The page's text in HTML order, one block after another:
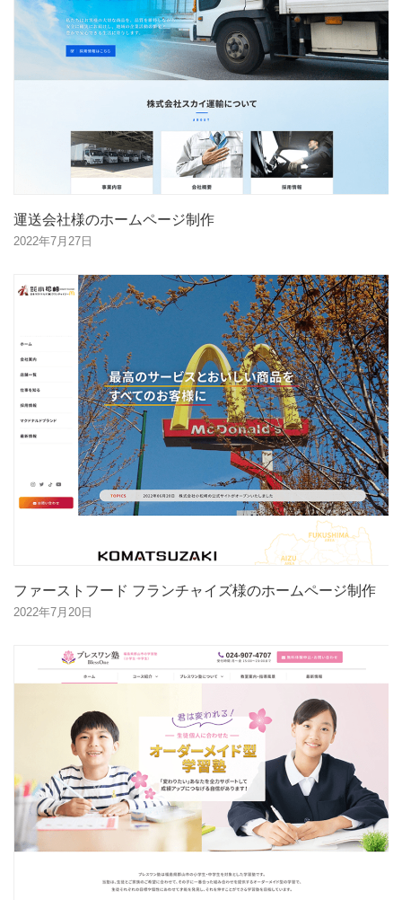
運送会社様のホームページ制作
2022年7月27日
ファーストフード フランチャイズ様のホームページ制作
2022年7月20日